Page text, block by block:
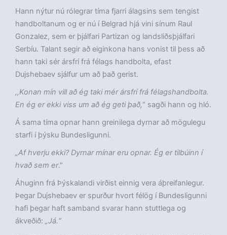
Hann nýtur nú rólegrar tíma fjarri álagsins sem tengist
handboltanum og er nú í Belgrad hjá vini sínum Raul
Gonzalez, sem er þjálfari Partizan og landsliðsþjálfari
Serbíu. Talant segir að eiginkona hans vonist til þess að
hann taki sér ársfrí frá félags handbolta, efast
Dujshebaev sjálfur um að það gerist.
,,Konan mín vill að ég taki mér ársfrí frá félagshandbolta.
En ég er ekki viss um að ég geti það,“ sagði hann og hló.
Á sama tíma opnar hann greinilega dyrnar að mögulegu
starfi í þýsku Bundesligunni.
„Af hverju ekki? Dyrnar mínar eru opnar. Ég er tilbúinn í
hvað sem er."
Áhuginn frá Þýskalandi virðist einnig vera áþreifanlegur.
Þegar Dujshebaev er spurður hvort félög í Bundesligunni
hafi þegar haft samband svarar hann stuttlega og
ákveðið: „Já.“